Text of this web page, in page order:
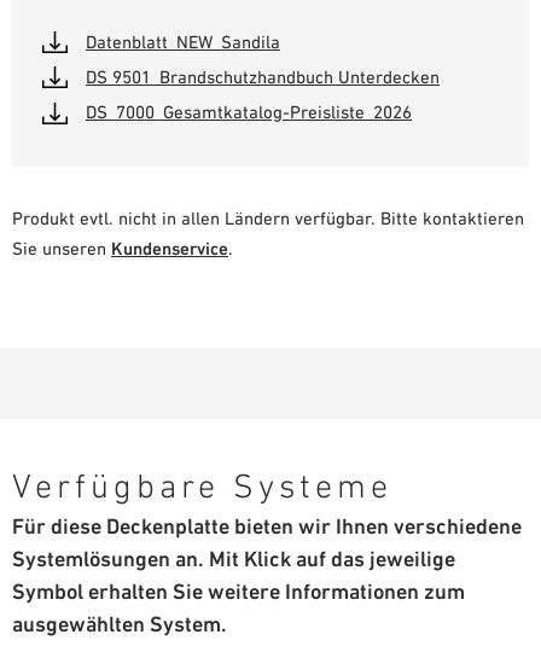
Datenblatt_NEW_Sandila
DS 9501_Brandschutzhandbuch Unterdecken
DS_7000_Gesamtkatalog-Preisliste_2026
Produkt evtl. nicht in allen Ländern verfügbar. Bitte kontaktieren
Sie unseren Kundenservice.
Verfügbare Systeme
Für diese Deckenplatte bieten wir Ihnen verschiedene
Systemlösungen an. Mit Klick auf das jeweilige
Symbol erhalten Sie weitere Informationen zum
ausgewählten System.